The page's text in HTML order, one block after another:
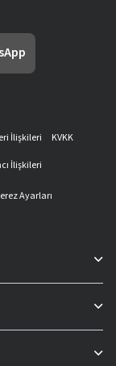
İlişkileri
KVKK
İlişkileri
Ayarları